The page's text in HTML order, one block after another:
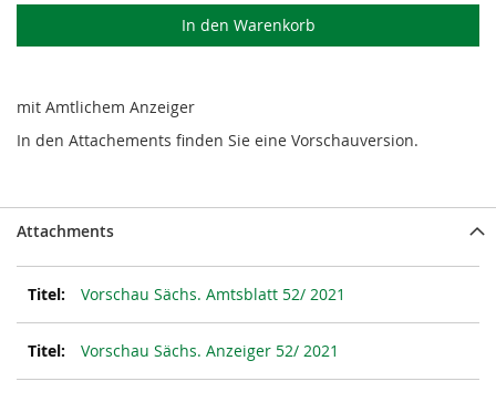
In den Warenkorb
mit Amtlichem Anzeiger
In den Attachements finden Sie eine Vorschauversion.
Attachments
Vorschau Sächs. Amtsblatt 52/ 2021
Vorschau Sächs. Anzeiger 52/ 2021